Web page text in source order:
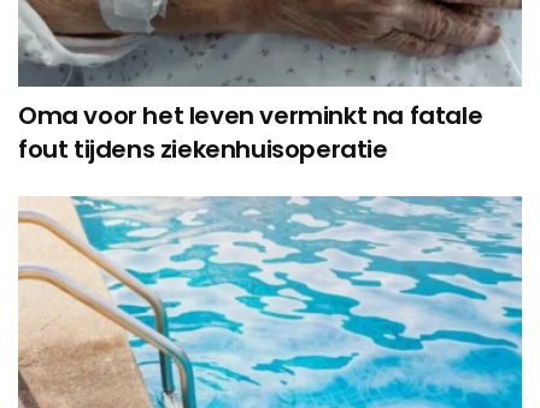
Oma voor het leven verminkt na fatale
fout tijdens ziekenhuisoperatie